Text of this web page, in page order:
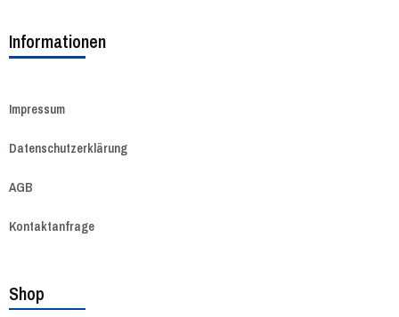
Informationen
Impressum
Datenschutzerklärung
AGB
Kontaktanfrage
Shop